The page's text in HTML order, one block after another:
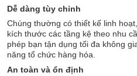
Dễ dàng tùy chỉnh
Chúng thường có thiết kế linh
kích thước các tầng kệ theo nhu
phép bạn tận dụng tối đa không
năng tổ chức hàng hóa.
An toàn và ổn định